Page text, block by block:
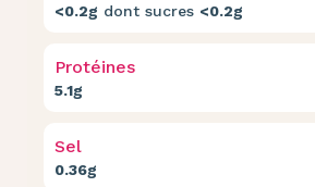
<0.2g dont sucres <0.2g
Protéines
5.1g
Sel
0.36g